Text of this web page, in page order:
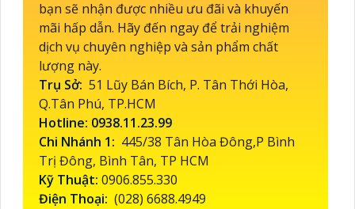
bạn sẽ nhận được nhiều ưu đãi và khuyến
mãi hấp dẫn. Hãy đến ngay để trải nghiệm
dịch vụ chuyên nghiệp và sản phẩm chất
lượng này.
Trụ Sở: 51 Lũy Bán Bích, P. Tân Thới Hòa,
Q.Tân Phú, TP.HCM
Hotline: 0938.11.23.99
Chi Nhánh 1: 445/38 Tân Hòa Đông,P Bình
Trị Đông, Bình Tân, TP HCM
Kỹ Thuật: 0906.855.330
Điện Thoại: (028) 6688.4949